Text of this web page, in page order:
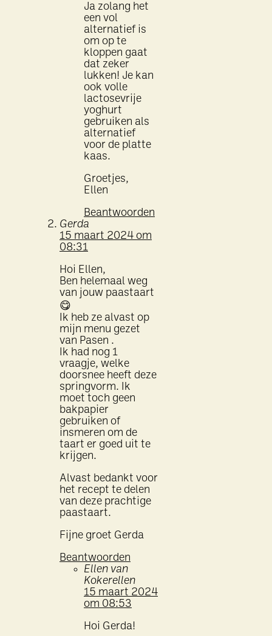
Ja zolang het
een vol
alternatief is
om op te
kloppen gaat
dat zeker
lukken! Je kan
ook volle
lactosevrije
yoghurt
gebruiken als
alternatief
voor de platte
kaas.
Groetjes,
Ellen
Beantwoorden
Gerda
15 maart 2024 om
08:31
Hoi Ellen,
Ben helemaal weg
van jouw paastaart
😋
Ik heb ze alvast op
mijn menu gezet
van Pasen .
Ik had nog 1
vraagje, welke
doorsnee heeft deze
springvorm. Ik
moet toch geen
bakpapier
gebruiken of
insmeren om de
taart er goed uit te
krijgen.
Alvast bedankt voor
het recept te delen
van deze prachtige
paastaart.
Fijne groet Gerda
Beantwoorden
Ellen van
Kokerellen
15 maart 2024
om 08:53
Hoi Gerda!